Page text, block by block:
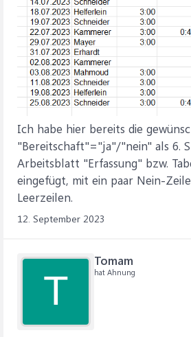
Ich habe hier bereits die
"Bereitschaft"="ja"/"nein" als 6.
Arbeitsblatt "Erfassung" bzw.
eingefügt, mit ein paar Nein-
Leerzeilen.
12. September 2023
T
Tomam
hat Ahnung